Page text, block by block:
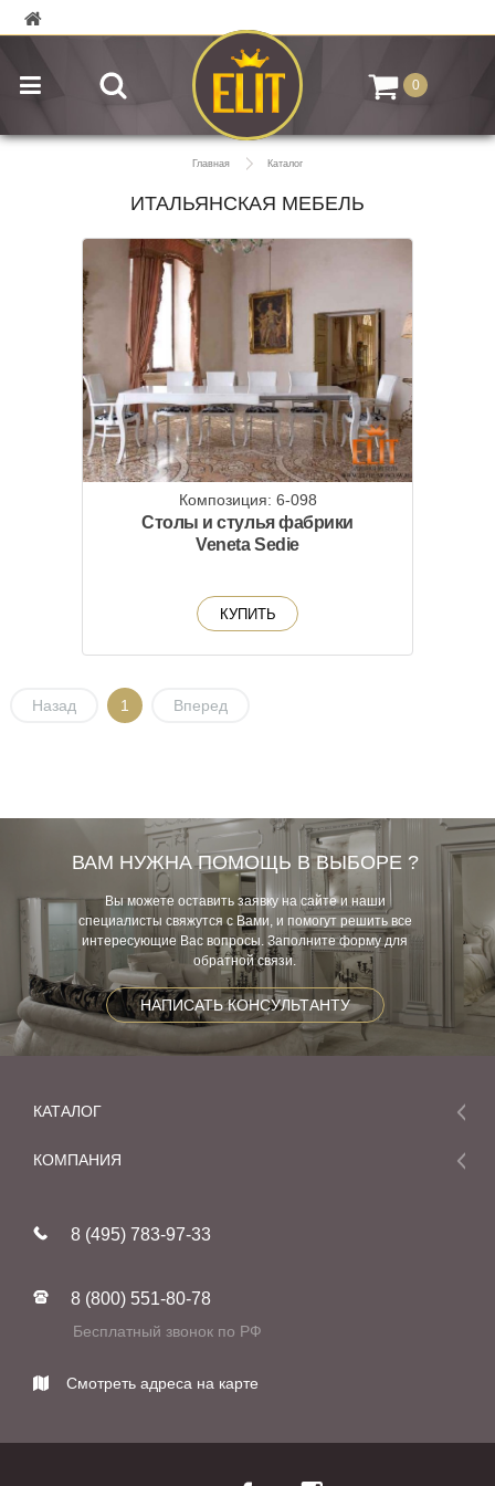
0
Главная Каталог
ИТАЛЬЯНСКАЯ МЕБЕЛЬ
Композиция: 6-098
Столы и стулья фабрики
Veneta Sedie
КУПИТЬ
Назад 1 Вперед
ВАМ НУЖНА ПОМОЩЬ В ВЫБОРЕ ?
Вы можете оставить заявку на сайте и наши
специалисты свяжутся с Вами, и помогут решить все
интересующие Вас вопросы. Заполните форму для
обратной связи.
НАПИСАТЬ КОНСУЛЬТАНТУ
КАТАЛОГ
Мебель
Фабрики
КОМПАНИЯ
Реставрация
Контакты
8 (495) 783-97-33
8 (800) 551-80-78
Бесплатный звонок по РФ
Смотреть адреса на карте